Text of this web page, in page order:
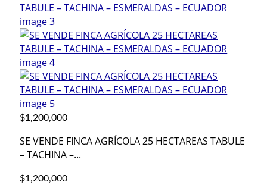
$1,200,000
SE VENDE FINCA AGRÍCOLA 25 HECTAREAS TABULE
– TACHINA –...
$1,200,000